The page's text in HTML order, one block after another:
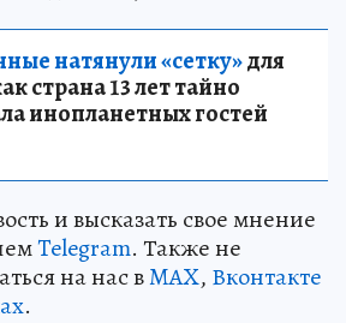
натянули «сетку»для
страна 13 лет тайно
инопланетных гостей
и высказать свое мнение
Telegram. Также не
на нас вMAX, Вконтакте
.